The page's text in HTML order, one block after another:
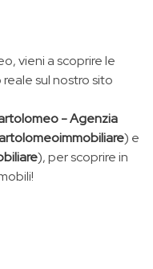
vieni a scoprire le
sul nostro sito
- Agenzia
) e
), per scoprire in